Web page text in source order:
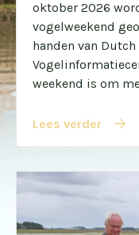
oktober 2026
vogelweekend
handen van
weekend is om
Lees verder